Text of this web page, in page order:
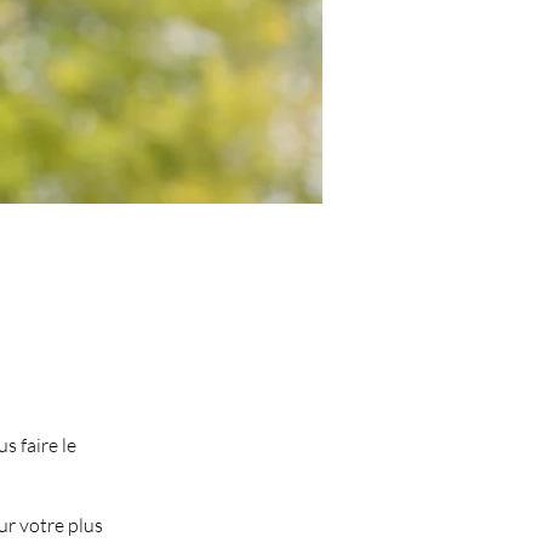
faire le
votre plus